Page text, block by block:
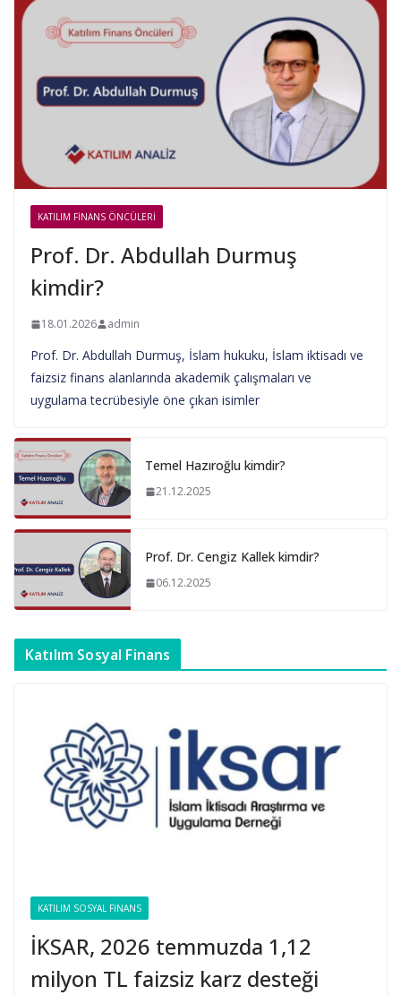
KATILIM FINANS ÖNCÜLERI
Prof. Dr. Abdullah Durmuş
kimdir?
18.01.2026 admin
Prof. Dr. Abdullah Durmuş, İslam hukuku, İslam iktisadı ve
faizsiz finans alanlarında akademik çalışmaları ve
uygulama tecrübesiyle öne çıkan isimler
Temel Hazıroğlu kimdir?
21.12.2025
Prof. Dr. Cengiz Kallek kimdir?
06.12.2025
Katılım Sosyal Finans
KATILIM SOSYAL FINANS
İKSAR, 2026 temmuzda 1,12
milyon TL faizsiz karz desteği